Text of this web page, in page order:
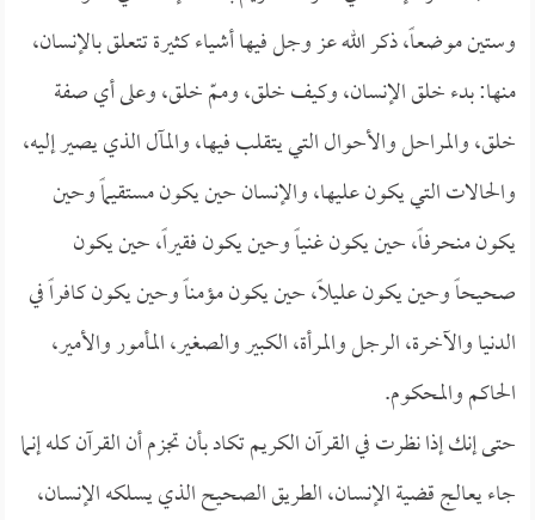
وستين موضعاً، ذكر الله عز وجل فيها أشياء كثيرة تتعلق بالإنسان،
منها: بدء خلق الإنسان، وكيف خلق، وممّ خلق، وعلى أي صفة
خلق، والمراحل والأحوال التي يتقلب فيها، والمآل الذي يصير إليه،
والحالات التي يكون عليها، والإنسان حين يكون مستقيماً وحين
يكون منحرفاً، حين يكون غنياً وحين يكون فقيراً، حين يكون
صحيحاً وحين يكون عليلاً، حين يكون مؤمناً وحين يكون كافراً في
الدنيا والآخرة، الرجل والمرأة، الكبير والصغير، المأمور والأمير،
الحاكم والمحكوم.
حتى إنك إذا نظرت في القرآن الكريم تكاد بأن تجزم أن القرآن كله إنما
جاء يعالج قضية الإنسان، الطريق الصحيح الذي يسلكه الإنسان،